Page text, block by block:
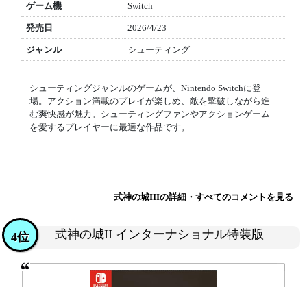
ゲーム機 Switch
発売日 2026/4/23
ジャンル シューティング
シューティングジャンルのゲームが、Nintendo Switchに登
場。アクション満載のプレイが楽しめ、敵を撃破しながら進
む爽快感が魅力。シューティングファンやアクションゲーム
を愛するプレイヤーに最適な作品です。
式神の城IIIの詳細・すべてのコメントを見る
式神の城II インターナショナル特装版
4位